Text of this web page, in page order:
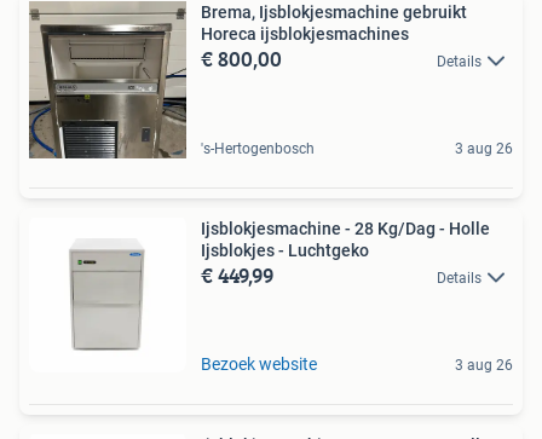
Brema, Ijsblokjesmachine gebruikt
Horeca ijsblokjesmachines
€ 800,00 Details
's-Hertogenbosch 3 aug 26
Ijsblokjesmachine - 28 Kg/Dag - Holle
Ijsblokjes - Luchtgeko
€ 449,99 Details
Bezoek website 3 aug 26